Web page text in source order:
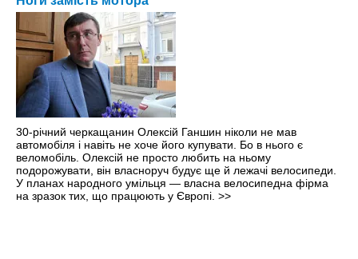
30-річний черкащанин Олексій Ганшин ніколи не мав
автомобіля і навіть не хоче його купувати. Бо в нього є
веломобіль. Олексій не просто любить на ньому
подорожувати, він власноруч будує ще й лежачі велосипеди.
У планах народного умільця — власна велосипедна фірма
на зразок тих, що працюють у Європі. >>